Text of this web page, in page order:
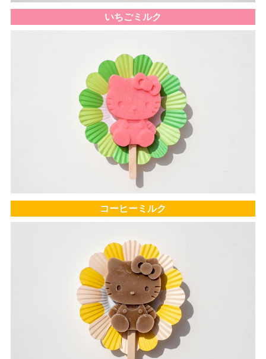
いちごミルク
コーヒーミルク